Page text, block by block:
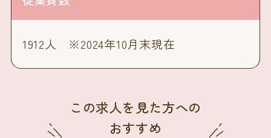
1912人 ※2024年10月末現在
この求人を見た方への
おすすめ